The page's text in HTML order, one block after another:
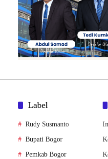
Label
Rudy Susmanto
Bupati Bogor
Pemkab Bogor